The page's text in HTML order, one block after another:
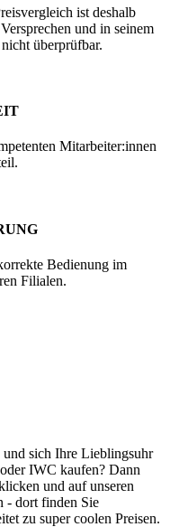
ist deshalb
und in seinem
überprüfbar.
Mitarbeiter:innen
Bedienung im
Filialen.
sich Ihre Lieblingsuhr
IWC kaufen? Dann
und auf unseren
- dort finden Sie
zu super coolen Preisen.